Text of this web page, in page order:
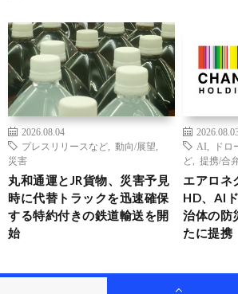
2026.08.04
プレスリリースなど
動向/展望
災害
丸和通運とJR貨物、災害予見
時に代替トラックを迅速確保
する特約付きの鉄道輸送を開
始
AI
ドロ
ど
提携/合
エアロネ
HD、AI
治体の防
たに提携